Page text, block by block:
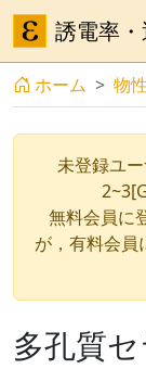
誘電率
ホーム 物
未登録ユ
無料会員に
が，有料会員
多孔質